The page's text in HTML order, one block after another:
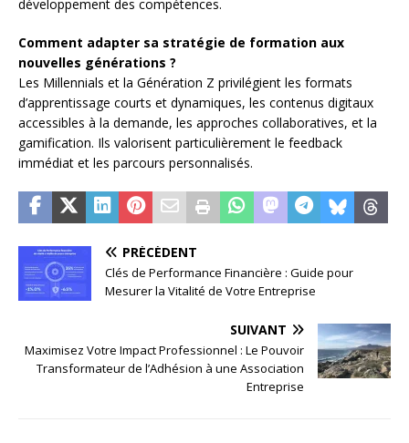
développement des compétences.
Comment adapter sa stratégie de formation aux
nouvelles générations ?
Les Millennials et la Génération Z privilégient les formats
d’apprentissage courts et dynamiques, les contenus digitaux
accessibles à la demande, les approches collaboratives, et la
gamification. Ils valorisent particulièrement le feedback
immédiat et les parcours personnalisés.
PRÉCÉDENT
Clés de Performance Financière : Guide pour
Mesurer la Vitalité de Votre Entreprise
SUIVANT
Maximisez Votre Impact Professionnel : Le Pouvoir
Transformateur de l’Adhésion à une Association
Entreprise